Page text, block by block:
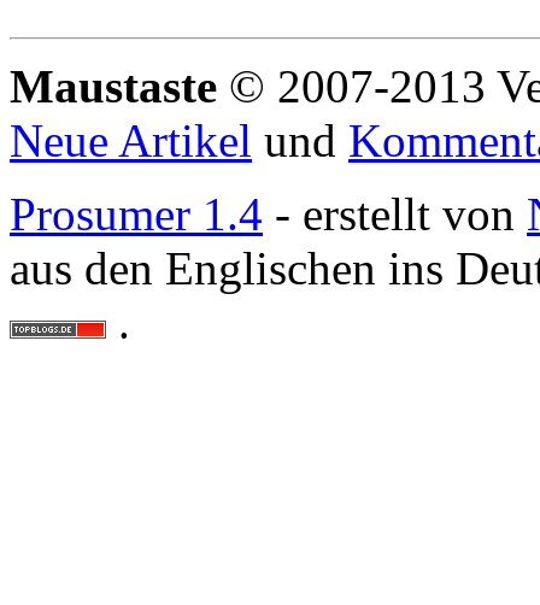
Maustaste © 2007-2013
Neue Artikel und
Prosumer 1.4 - erstellt von
aus den Englischen ins
.